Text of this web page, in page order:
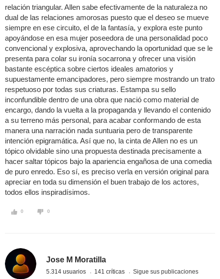
relación triangular. Allen sabe efectivamente de la naturaleza no
dual de las relaciones amorosas puesto que el deseo se mueve
siempre en ese circuito, el de la fantasía, y explora este punto
apoyándose en esa mujer poseedora de una personalidad poco
convencional y explosiva, aprovechando la oportunidad que se le
presenta para colar su ironía socarrona y ofrecer una visión
bastante escéptica sobre ciertos ideales amatorios y
supuestamente emancipadores, pero siempre mostrando un trato
respetuoso por todas sus criaturas. Estampa su sello
inconfundible dentro de una obra que nació como material de
encargo, dando la vuelta a la propaganda y llevando el contenido
a su terreno más personal, para acabar conformando de esta
manera una narración nada suntuaria pero de transparente
intención epigramática. Así que no, la cinta de Allen no es un
tópico olvidable sino una propuesta destinada precisamente a
hacer saltar tópicos bajo la apariencia engañosa de una comedia
de puro enredo. Eso sí, es preciso verla en versión original para
apreciar en toda su dimensión el buen trabajo de los actores,
todos ellos inspiradísimos.
0 0
Jose M Moratilla
5.314 usuarios 141 críticas Sigue sus publicaciones